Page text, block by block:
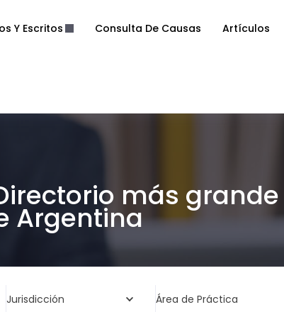
Y Escritos Consulta De Causas Artículos
más
Argentina
Jurisdicción Área de Práctica